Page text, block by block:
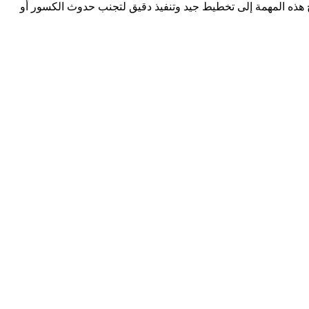
هذه المهمة إلى تخطيط جيد وتنفيذ دقيق لتجنب حدوث الكسور أو